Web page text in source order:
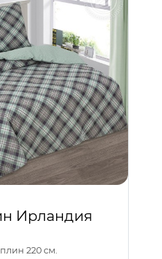
Ирландия
220 см.